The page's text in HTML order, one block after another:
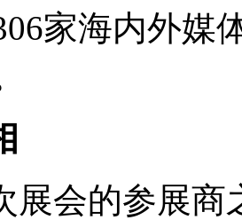
家海内外媒
展会的参展商